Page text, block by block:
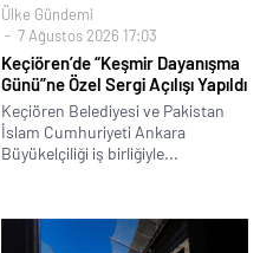
Ülke Gündemi
7 Ağustos 2026 17:03
Keçiören’de “Keşmir Dayanışma
Günü”ne Özel Sergi Açılışı Yapıldı
Keçiören Belediyesi ve Pakistan
İslam Cumhuriyeti Ankara
Büyükelçiliği iş birliğiyle...